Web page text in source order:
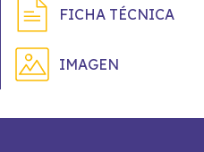
FICHA TÉCNICA
IMAGEN